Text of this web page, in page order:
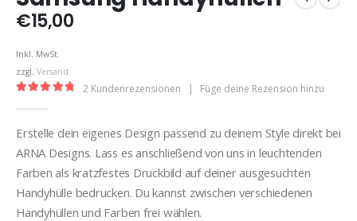
€15,00
Inkl. MwSt.
zzgl. Versand
2 Kundenrezensionen | Füge deine Rezension hinzu
Erstelle dein eigenes Design passend zu deinem Style direkt bei
ARNA Designs. Lass es anschließend von uns in leuchtenden
Farben als kratzfestes Druckbild auf deiner ausgesuchten
Handyhülle bedrucken. Du kannst zwischen verschiedenen
Handyhüllen und Farben frei wählen.